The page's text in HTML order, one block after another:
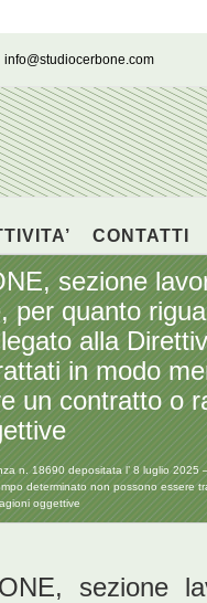
info@studiocerbone.com
CONTATTI
sezione
per quanto
alla
in modo
un contratto o
n. 18690 depositata l’ 8 luglio
determinato non possono essere
oggettive
sezione